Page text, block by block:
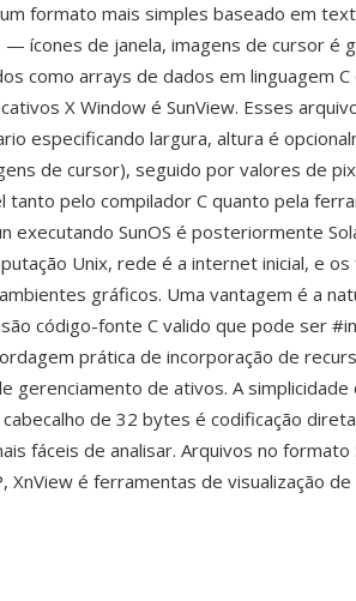
formato mais simples baseado em
ícones de janela, imagens de cursor é
como arrays de dados em linguagem C
X Window é SunView. Esses
especificando largura, altura é
de cursor), seguido por valores de
tanto pelo compilador C quanto pela
executando SunOS é posteriormente
Unix, rede é a internet inicial, e
gráficos. Uma vantagem é a
código-fonte C valido que pode ser
prática de incorporação de
gerenciamento de ativos. A simplicidade
de 32 bytes é codificação
fáceis de analisar. Arquivos no formato
XnView é ferramentas de visualização de